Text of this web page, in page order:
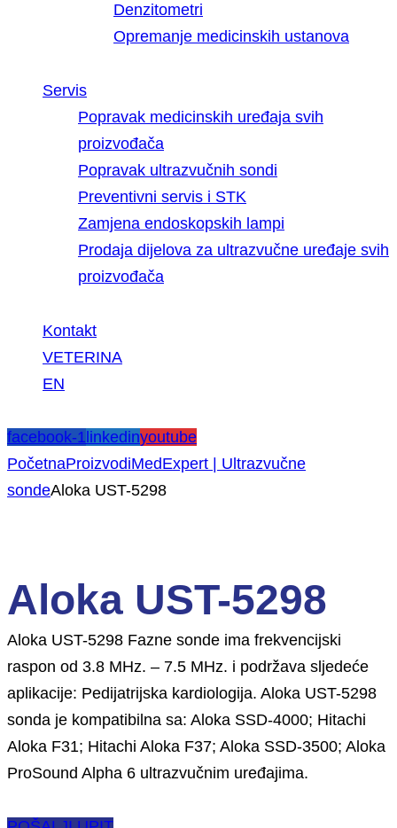
Denzitometri
Opremanje medicinskih ustanova
Servis
Popravak medicinskih uređaja svih
proizvođača
Popravak ultrazvučnih sondi
Preventivni servis i STK
Zamjena endoskopskih lampi
Prodaja dijelova za ultrazvučne uređaje svih
proizvođača
Kontakt
VETERINA
EN
facebook-1 linkedinyoutube
PočetnaProizvodiMedExpert | Ultrazvučne
sondeAloka UST-5298
Aloka UST-5298
Aloka UST-5298 Fazne sonde ima frekvencijski
raspon od 3.8 MHz. – 7.5 MHz. i podržava sljedeće
aplikacije: Pedijatrijska kardiologija. Aloka UST-5298
sonda je kompatibilna sa: Aloka SSD-4000; Hitachi
Aloka F31; Hitachi Aloka F37; Aloka SSD-3500; Aloka
ProSound Alpha 6 ultrazvučnim uređajima.